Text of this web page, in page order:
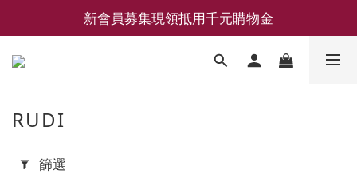
新會員募集現領抵用千元購物金
新會員募集現領抵用千元購物金
LEMAIRE 經典可頌包 NEW ARRIVAL
用
RUDI
篩選